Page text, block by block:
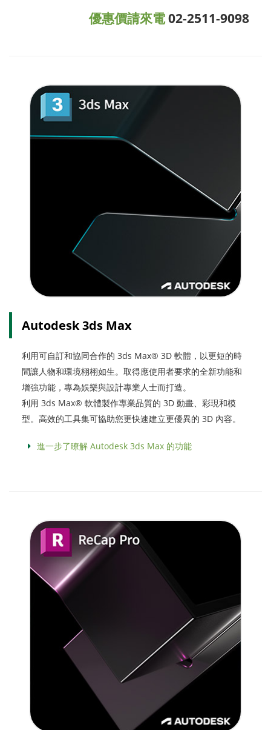
優惠價請來電02-2511-9098
Autodesk 3ds Max
利用可自訂和協同合作的 3ds Max® 3D 軟體，以更短的時
間讓人物和環境栩栩如生。取得應使用者要求的全新功能和
增強功能，專為娛樂與設計專業人士而打造。
利用 3ds Max® 軟體製作專業品質的 3D 動畫、彩現和模
型。高效的工具集可協助您更快速建立更優異的 3D 內容。
進一步了瞭解 Autodesk 3ds Max 的功能